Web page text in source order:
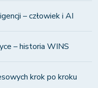
– człowiek i AI
– historia WINS
krok po kroku